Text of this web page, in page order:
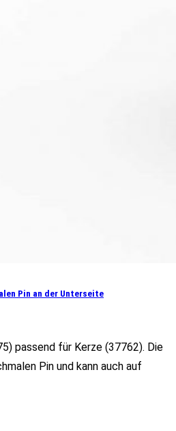
Pin an der Unterseite
passend für Kerze (37762). Die
Pin und kann auch auf